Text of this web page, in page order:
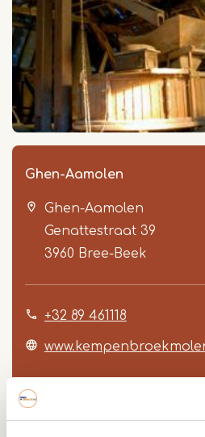
Ghen-Aamolen
Ghen-Aamolen
Genattestraat 39
3960 Bree-Beek
+32 89 461118